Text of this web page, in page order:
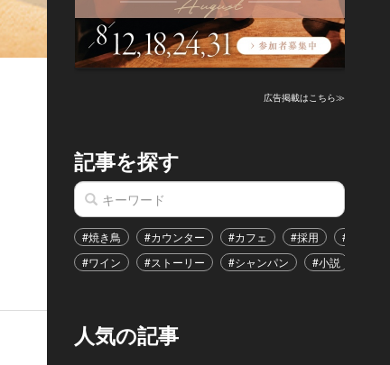
広告掲載はこちら≫
記事を探す
#焼き鳥 #カウンター #カフェ #採用
#恋愛
#ワイン
#ストーリー #シャンパン #小説
人気の記事